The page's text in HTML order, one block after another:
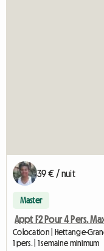
39 € / nuit
Master
Appt F2 Pour 4 Pers.
Colocation | Hettange-
1 pers. | 1 semaine minimum